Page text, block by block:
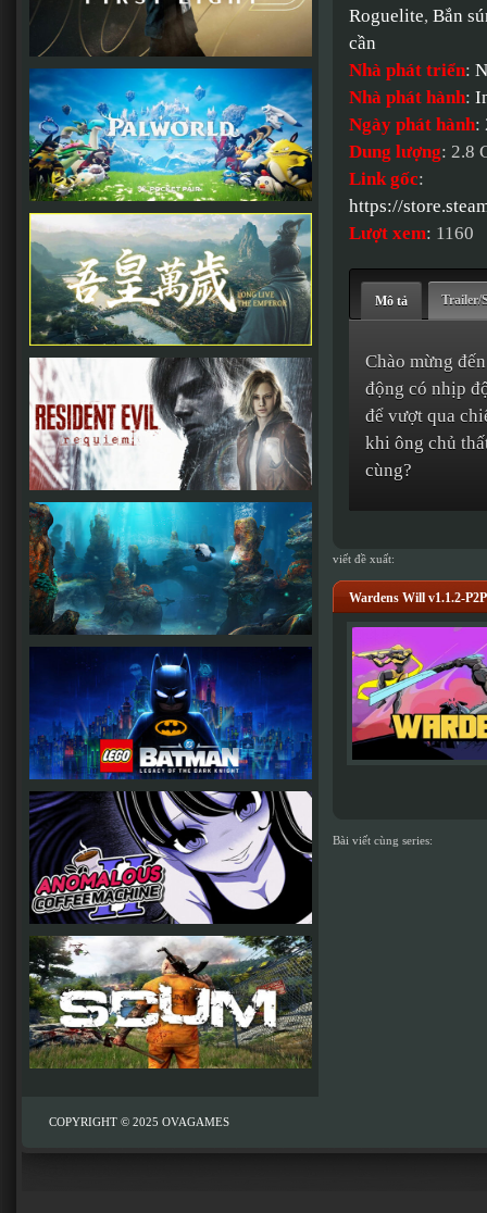
Roguelite, Bắn
cần
Nhà phát triển:
Nhà phát hành:
Ngày phát hành:
Dung lượng: 2.8
Link gốc:
https://
Lượt xem: 1160
Mô tả Trailer/
Chào mừng
động có nhịp
để vượt qua
khi ông chủ
cùng?
viết đề xuất:
Wardens Will v1.1.2-P2P
Bài viết cùng series:
COPYRIGHT © 2025 OVAGAMES